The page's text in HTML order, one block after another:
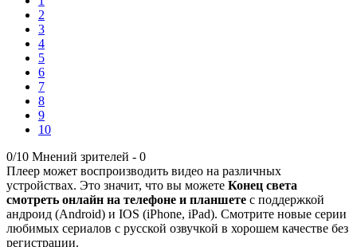
2
3
4
5
6
7
8
9
10
0/10 Мнений зрителей - 0
Плеер может воспроизводить видео на различных
устройствах. Это значит, что вы можете Конец света
смотреть онлайн на телефоне и планшете с поддержкой
андроид (Android) и IOS (iPhone, iPad). Смотрите новые серии
любимых сериалов с русской озвучкой в хорошем качестве без
регистрации.